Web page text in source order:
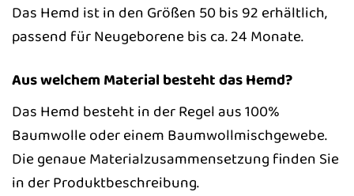
Das Hemd ist in den Größen 50 bis 92 erhältlich,
passend für Neugeborene bis ca. 24 Monate.
Aus welchem Material besteht das Hemd?
Das Hemd besteht in der Regel aus 100%
Baumwolle oder einem Baumwollmischgewebe.
Die genaue Materialzusammensetzung finden Sie
in der Produktbeschreibung.